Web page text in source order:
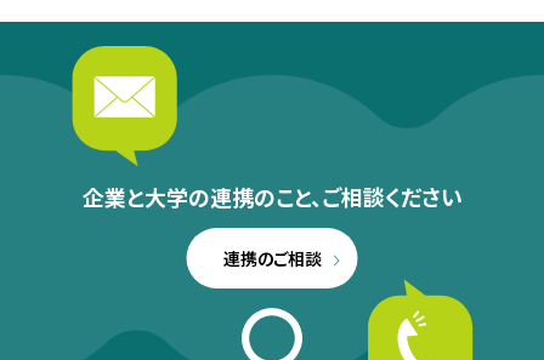
企業と大学の連携のこと、ご相談ください
連携のご相談